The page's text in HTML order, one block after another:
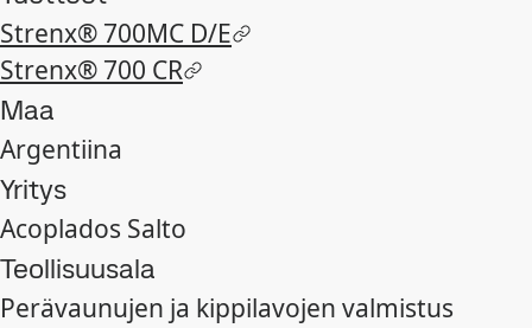
Strenx® 700MC D/E
Strenx® 700 CR
Maa
Argentiina
Yritys
Acoplados Salto
Teollisuusala
Perävaunujen ja kippilavojen valmistus